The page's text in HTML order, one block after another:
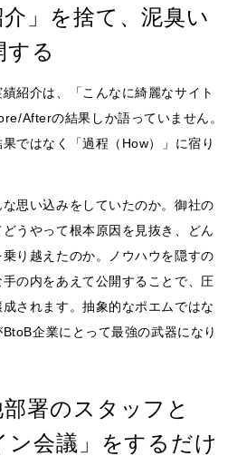
介」を捨て、泥臭い
する
紹介は、「こんなに綺麗なサイト
Afterの結果しか語っていません。
ではなく「過程（How）」に宿り
思い込みをしていたのか。御社の
うやって根本原因を見抜き、どん
り越えたのか。ノウハウを隠すの
の内をあえて公開することで、圧
されます。抽象的なポエムではな
企業にとって最強の武器になり
署のスタッフと
ン会議」をするだけ